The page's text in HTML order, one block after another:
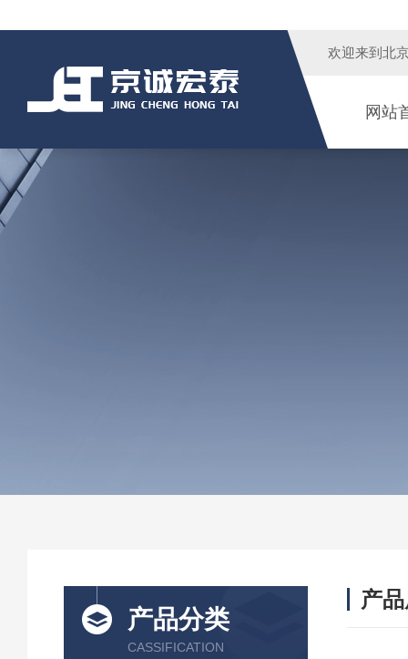
欢迎来到 北
网站
产品分类
CASSIFICATION
产